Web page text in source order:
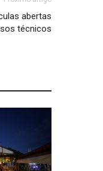
abertas
técnicos